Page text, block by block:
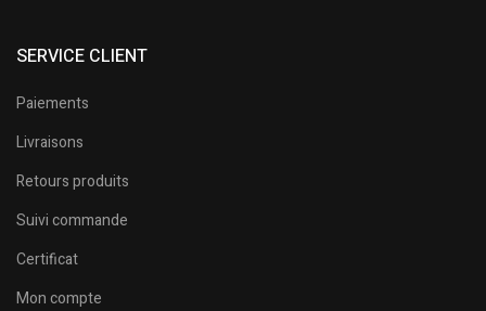
SERVICE CLIENT
Paiements
Livraisons
Retours produits
Suivi commande
Certificat
Mon compte